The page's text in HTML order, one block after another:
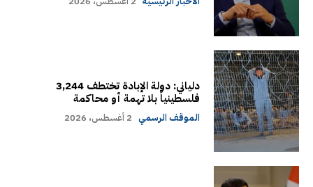
دلياني: دولة الإبادة تختطف 3,244
فلسطينياً بلا تهمة أو محاكمة
الموقف الرسمي 2 أغسطس، 2026